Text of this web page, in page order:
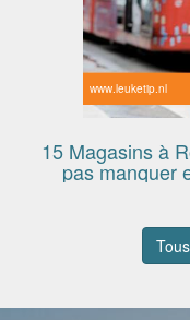
www.leuketip.nl
15 Magasins à
pas manquer